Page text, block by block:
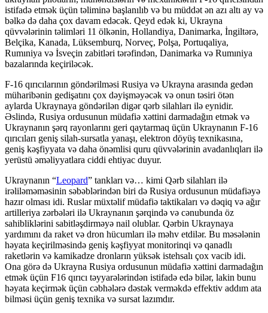
istifadə etmək üçün təliminə başlanılıb və bu müddət ən azı altı ay və
bəlkə də daha çox davam edəcək. Qeyd edək ki, Ukrayna
qüvvələrinin təlimləri 11 ölkənin, Hollandiya, Danimarka, İngiltərə,
Belçika, Kanada, Lüksemburq, Norveç, Polşa, Portuqaliya,
Rumıniya və İsveçin zabitləri tərəfindən, Danimarka və Rumıniya
bazalarında keçiriləcək.
F-16 qırıcılarının göndərilməsi Rusiya və Ukrayna arasında gedən
müharibənin gedişatını çox dəyişməyəcək və onun təsiri ötən
aylarda Ukraynaya göndərilən digər qərb silahları ilə eynidir.
Əslində, Rusiya ordusunun müdafiə xəttini darmadağın etmək və
Ukraynanın şərq rayonlarını geri qaytarmaq üçün Ukraynanın F-16
qırıcıları geniş silah-sursatla yanaşı, elektron döyüş texnikasına,
geniş kəşfiyyata və daha önəmlisi quru qüvvələrinin avadanlıqları ilə
yerüstü əməliyyatlara ciddi ehtiyac duyur.
Ukraynanın “Leopard” tankları və… kimi Qərb silahları ilə
irəliləməməsinin səbəblərindən biri də Rusiya ordusunun müdafiəyə
hazır olması idi. Ruslar müxtəlif müdafiə taktikaları və dəqiq və ağır
artilleriya zərbələri ilə Ukraynanın şərqində və cənubunda öz
sahibliklərini sabitləşdirməyə nail olublar. Qərbin Ukraynaya
yardımını da raket və dron hücumları ilə məhv etdilər. Bu məsələnin
həyata keçirilməsində geniş kəşfiyyat monitorinqi və qanadlı
raketlərin və kamikadze dronların yüksək istehsalı çox vacib idi.
Ona görə də Ukrayna Rusiya ordusunun müdafiə xəttini darmadağın
etmək üçün F16 qırıcı təyyarələrindən istifadə edə bilər, lakin bunu
həyata keçirmək üçün cəbhələrə dəstək verməkdə effektiv addım ata
bilməsi üçün geniş texnika və sursat lazımdır.